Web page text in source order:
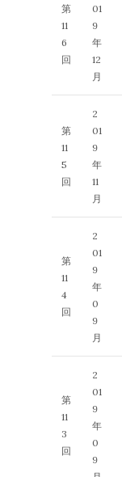
第
11
6
回
01
9
年
12
月
第
11
5
回
2
01
9
年
11
月
第
11
4
回
2
01
9
年
0
9
月
第
11
3
回
2
01
9
年
0
9